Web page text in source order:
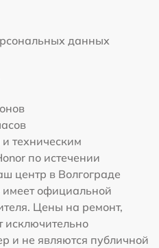
данных
техническим
по истечении
центр в Волгограде
имеет официальной
Цены на ремонт,
исключительно
и не являются публичной